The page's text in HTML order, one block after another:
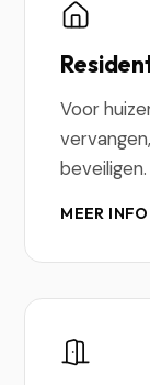
Voor
beveiligen.
MEER INFO